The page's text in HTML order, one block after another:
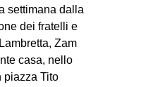
settimana dalla
dei fratelli e
Zam
casa, nello
piazza Tito